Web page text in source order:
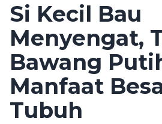
Si Kecil Bau
Menyengat,
Bawang
Manfaat
Tubuh